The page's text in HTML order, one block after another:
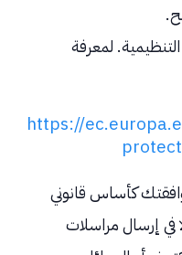
التنظيمية. لمعرفة
https://
كأساس قانوني
في إرسال مراسلات